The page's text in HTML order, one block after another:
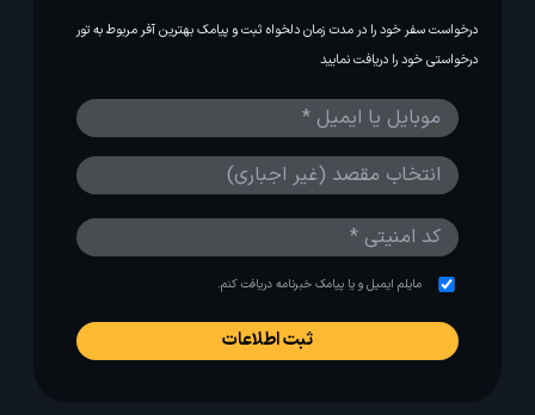
درخواست سفر خود را در مدت زمان دلخواه ثبت و پیامک بهترین آفر مربوط به تور
درخواستی خود را دریافت نمایید
مایلم ایمیل و یا پیامک خبرنامه دریافت کنم.